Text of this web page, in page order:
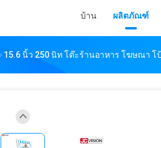
บ้าน ผลิตภัณฑ์
15.6 นิ้ว 250 นิท โต๊ะร้านอาหาร โฆษณา โ